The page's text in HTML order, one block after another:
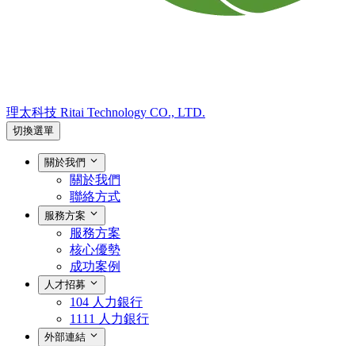
理太科技 Ritai Technology CO., LTD.
切換選單
關於我們
關於我們
聯絡方式
服務方案
服務方案
核心優勢
成功案例
人才招募
104 人力銀行
1111 人力銀行
外部連結